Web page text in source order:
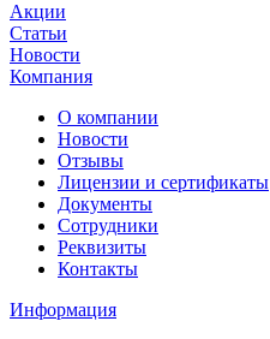
Акции
Статьи
Новости
Компания
О компании
Новости
Отзывы
Лицензии и сертификаты
Документы
Сотрудники
Реквизиты
Контакты
Информация